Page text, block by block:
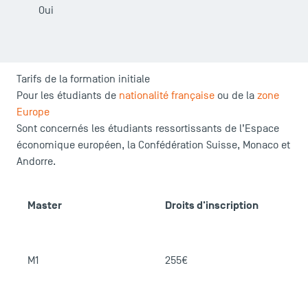
Oui
Tarifs de la formation initiale
Pour les étudiants de nationalité française ou de la zone
Europe
Sont concernés les étudiants ressortissants de l’Espace
économique européen, la Confédération Suisse, Monaco et
Andorre.
Master Droits d'inscription
M1 255€